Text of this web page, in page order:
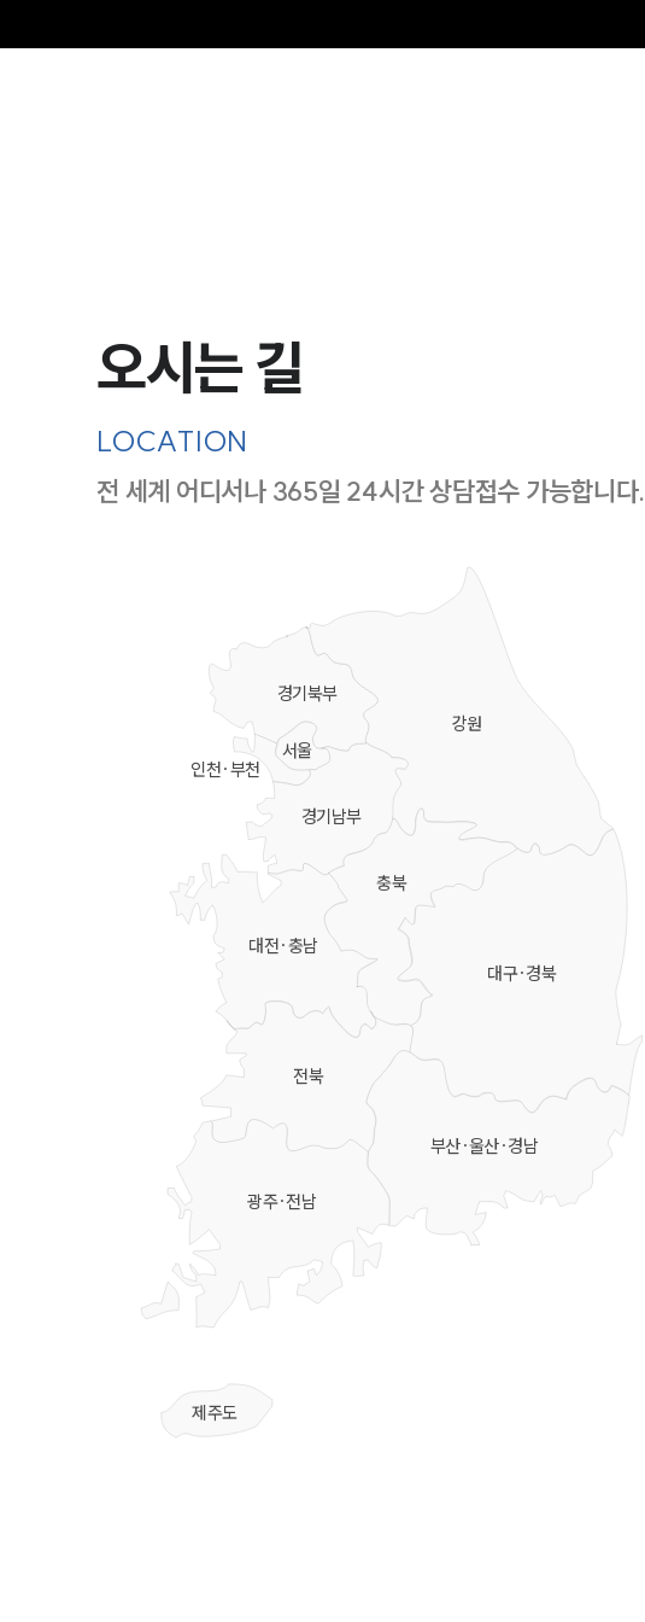
오시는 길
LOCATION
전 세계 어디서나 365일 24시간 상담접수 가능합니다.
강원
충북
대전·충남
대구·경북
부산·울산·경남
전북
광주·전남
제주도
경기북부
경기남부
서울
인천·부천